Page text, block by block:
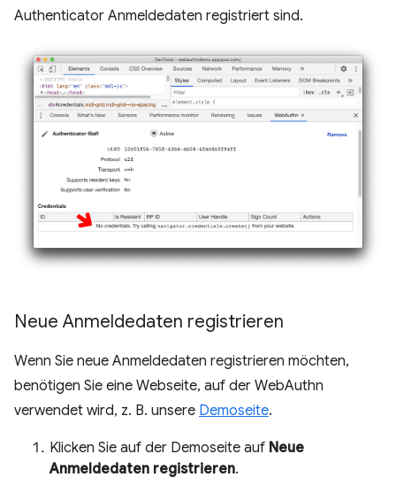
Authenticator Anmeldedaten registriert sind.
Neue Anmeldedaten registrieren
Wenn Sie neue Anmeldedaten registrieren möchten,
benötigen Sie eine Webseite, auf der WebAuthn
verwendet wird, z. B. unsere Demoseite.
Klicken Sie auf der Demoseite auf Neue
Anmeldedaten registrieren.